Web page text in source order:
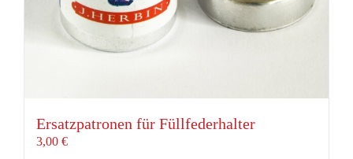
Ersatzpatronen für Füllfederhalter
3,00 €